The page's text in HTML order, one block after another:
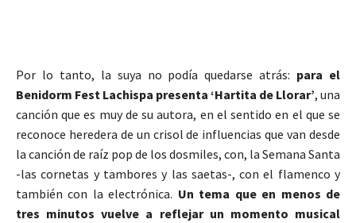
Por lo tanto, la suya no podía quedarse atrás: para el
Benidorm Fest Lachispa presenta ‘Hartita de Llorar’, una
canción que es muy de su autora, en el sentido en el que se
reconoce heredera de un crisol de influencias que van desde
la canción de raíz pop de los dosmiles, con, la Semana Santa
-las cornetas y tambores y las saetas-, con el flamenco y
también con la electrónica. Un tema que en menos de
tres minutos vuelve a reflejar un momento musical